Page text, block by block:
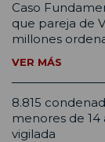
Caso
que pareja de
millones
VER MÁS
8.815
menores de
vigilada